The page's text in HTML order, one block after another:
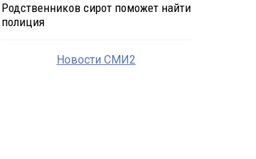
Родственников сирот поможет найти
полиция
Новости СМИ2